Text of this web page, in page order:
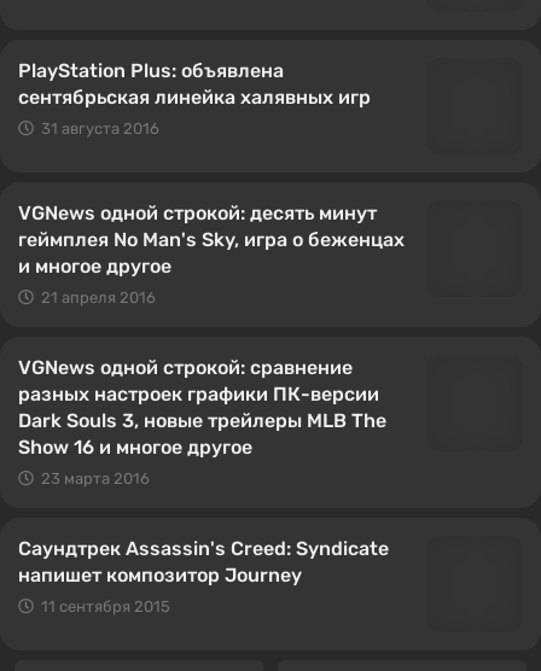
PlayStation Plus: объявлена
сентябрьская линейка халявных игр
31 августа 2016
VGNews одной строкой: десять минут
геймплея No Man's Sky, игра о беженцах
и многое другое
21 апреля 2016
VGNews одной строкой: сравнение
разных настроек графики ПК-версии
Dark Souls 3, новые трейлеры MLB The
Show 16 и многое другое
23 марта 2016
Саундтрек Assassin's Creed: Syndicate
напишет композитор Journey
11 сентября 2015